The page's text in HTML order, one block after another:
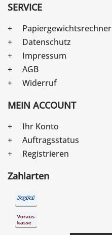
SERVICE
Papiergewichtsrechner
Datenschutz
Impressum
AGB
Widerruf
MEIN ACCOUNT
Ihr Konto
Auftragsstatus
Registrieren
Zahlarten